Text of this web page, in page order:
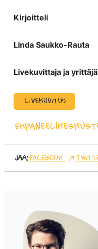
Kirjoitteli
Linda Saukko-Rauta
Livekuvittaja ja
Livekuvitus
EK
Jaa:Facebook